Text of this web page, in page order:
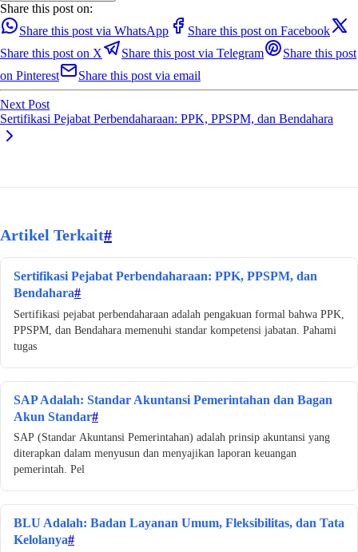
Share this post on:
Share this post via WhatsApp
Share this post on Facebook
Share this post on X
Share this post via Telegram
Share this post
on Pinterest
Share this post via email
Next Post
Sertifikasi Pejabat Perbendaharaan: PPK, PPSPM, dan Bendahara
Artikel Terkait#
Sertifikasi Pejabat Perbendaharaan: PPK, PPSPM, dan
Bendahara#
Sertifikasi pejabat perbendaharaan adalah pengakuan formal bahwa PPK,
PPSPM, dan Bendahara memenuhi standar kompetensi jabatan. Pahami
tugas
SAP Adalah: Standar Akuntansi Pemerintahan dan Bagan
Akun Standar#
SAP (Standar Akuntansi Pemerintahan) adalah prinsip akuntansi yang
diterapkan dalam menyusun dan menyajikan laporan keuangan
pemerintah. Pel
BLU Adalah: Badan Layanan Umum, Fleksibilitas, dan Tata
Kelolanya#